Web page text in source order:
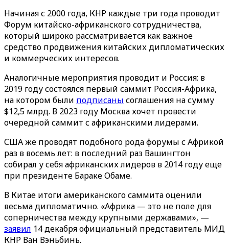
Начиная с 2000 года, КНР каждые три года проводит
Форум китайско-африканского сотрудничества,
который широко рассматривается как важное
средство продвижения китайских дипломатических
и коммерческих интересов.
Аналогичные мероприятия проводит и Россия: в
2019 году состоялся первый саммит Россия-Африка,
на котором были подписаны соглашения на сумму
$12,5 млрд. В 2023 году Москва хочет провести
очередной саммит с африканскими лидерами.
США же проводят подобного рода форумы с Африкой
раз в восемь лет: в последний раз Вашингтон
собирал у себя африканских лидеров в 2014 году еще
при президенте Бараке Обаме.
В Китае итоги американского саммита оценили
весьма дипломатично. «Африка — это не поле для
соперничества между крупными державами‎»‎, —
заявил 14 декабря официальный представитель МИД
КНР Ван Вэньбинь.